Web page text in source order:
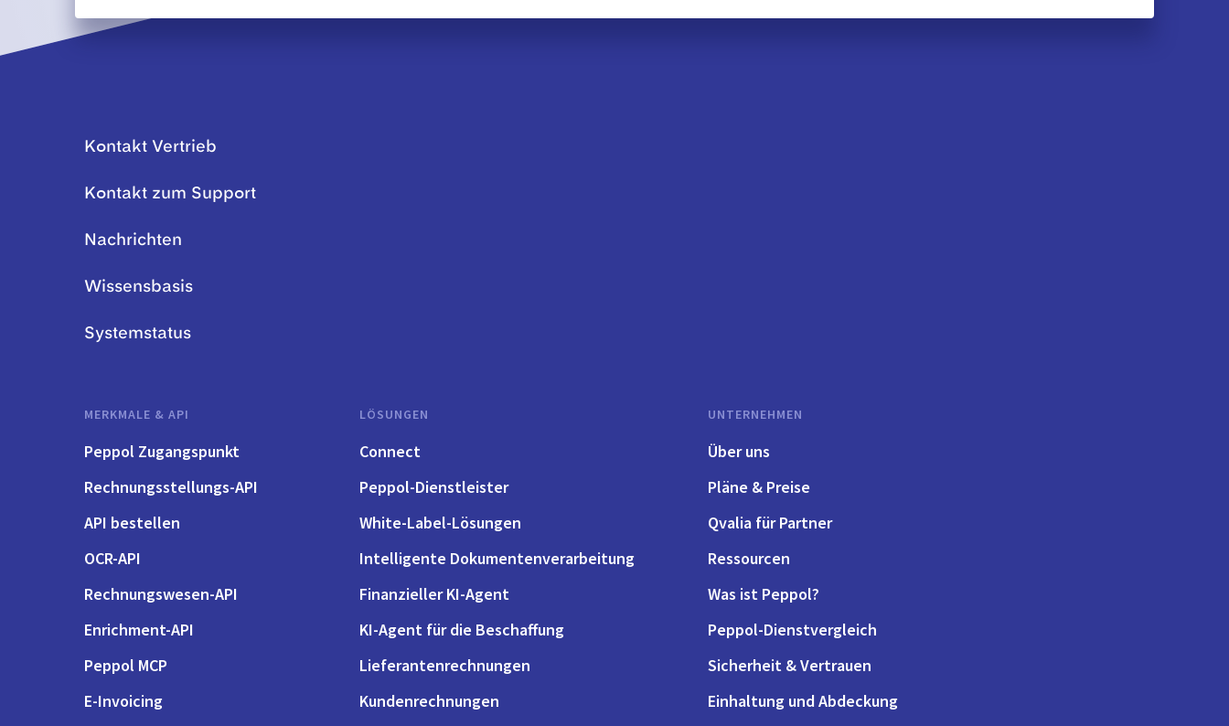
Kontakt Vertrieb
Kontakt zum Support
Nachrichten
Wissensbasis
Systemstatus
MERKMALE & API
Peppol Zugangspunkt
Rechnungsstellungs-API
API bestellen
OCR-API
Rechnungswesen-API
Enrichment-API
Peppol MCP
E-Invoicing
LÖSUNGEN
Connect
Peppol-Dienstleister
White-Label-Lösungen
Intelligente Dokumentenverarbeitung
Finanzieller KI-Agent
KI-Agent für die Beschaffung
Lieferantenrechnungen
Kundenrechnungen
UNTERNEHMEN
Über uns
Pläne & Preise
Qvalia für Partner
Ressourcen
Was ist Peppol?
Peppol-Dienstvergleich
Sicherheit & Vertrauen
Einhaltung und Abdeckung